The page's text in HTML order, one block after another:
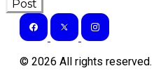
Post
© 2026 All rights reserved.